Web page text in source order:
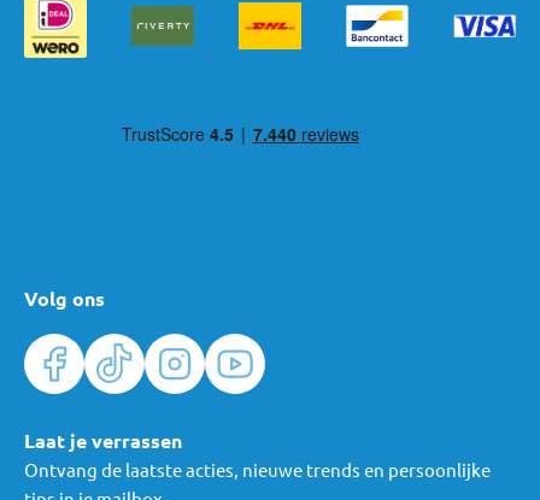
Volg ons
Laat je verrassen
Ontvang de laatste acties, nieuwe trends en persoonlijke